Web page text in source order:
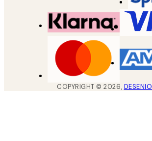
COPYRIGHT ©2026, DESENIO